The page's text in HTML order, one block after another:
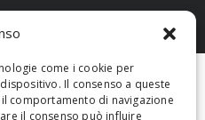
come i cookie per
Il consenso a queste
comportamento di navigazione
il consenso può influire